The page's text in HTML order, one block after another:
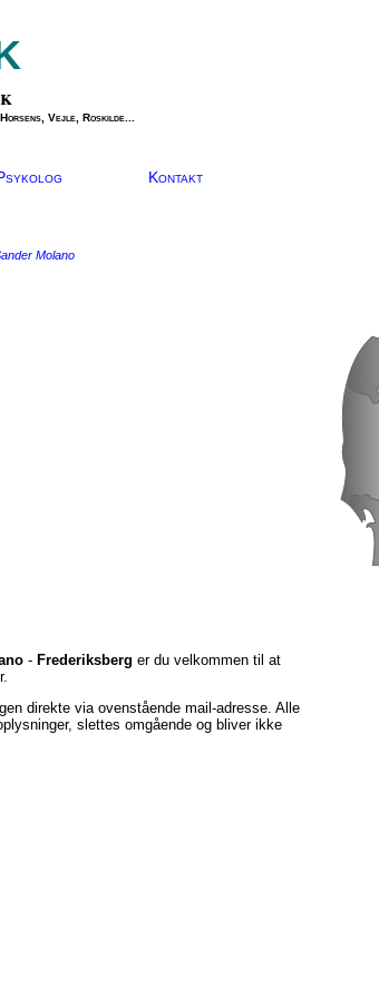
Vejle, Roskilde...
Kontakt
Molano
- Frederiksberg er du velkommen til at
direkte via ovenstående mail-adresse. Alle
slettes omgående og bliver ikke